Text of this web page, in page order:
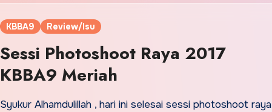
KBBA9 Review/Isu
Sessi Photoshoot Raya 2017
KBBA9 Meriah
Syukur Alhamdulillah , hari ini selesai sessi photoshoot raya